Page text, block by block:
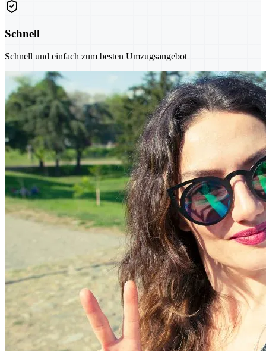
Schnell
Schnell und einfach zum besten Umzugsangebot